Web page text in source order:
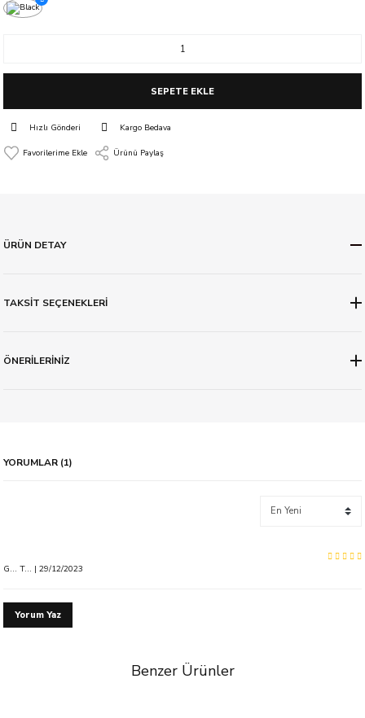
SEPETE EKLE
Hızlı Gönderi Kargo Bedava
Ürünü Paylaş
ÜRÜN DETAY
TAKSİT SEÇENEKLERİ
ÖNERİLERİNİZ
YORUMLAR (1)
G... T... | 29/12/2023
Yorum Yaz
Benzer Ürünler